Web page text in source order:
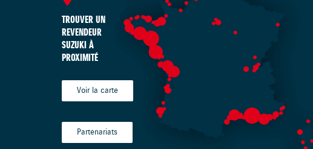
TROUVER UN
REVENDEUR
SUZUKI À
PROXIMITÉ
Voir la carte
Partenariats